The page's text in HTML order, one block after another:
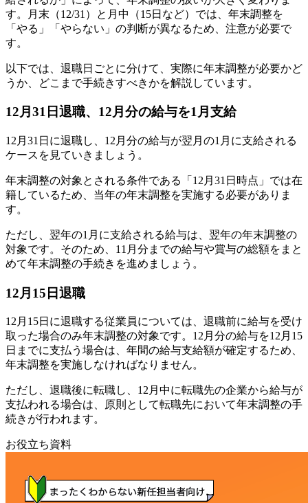
す。月末（12/31）と月中（15日など）では、年末調整を
「やる」「やらない」の判断が異なるため、注意が必要で
す。
以下では、退職日ごとに分けて、実際に年末調整が必要かど
うか、どこまで手続きすべきかを解説しています。
12月31日退職、12月分の給与を1月支給
12月31日に退職し、12月分の給与が翌月の1月に支給される
ケースを見ていきましょう。
年末調整の対象とされる条件である「12月31日時点」では在
籍しているため、当年の年末調整を実施する必要がありま
す。
ただし、翌年の1月に支給される給与は、翌年の年末調整の
対象です。そのため、11月分までの給与や賞与の総額をまと
めて年末調整の手続きを進めましょう。
12月15日退職
12月15日に退職する従業員については、退職前に給与を受け
取った場合のみ年末調整の対象です。12月分の給与を12月15
日までに支払う場合は、年間の給与支給額が確定するため、
年末調整を実施しなければなりません。
ただし、退職後に転職し、12月中に転職先の企業から給与が
支払われる場合は、原則として転職先において年末調整の手
続きが行われます。
お役立ち資料